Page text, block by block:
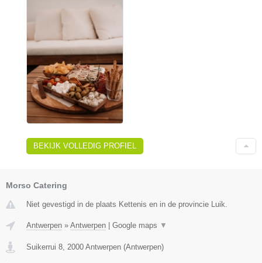
BEKIJK VOLLEDIG PROFIEL
Morso Catering
Niet gevestigd in de plaats Kettenis en in de provincie Luik.
Antwerpen » Antwerpen | Google maps ▼
Suikerrui 8 2000 Antwerpen (Antwerpen)